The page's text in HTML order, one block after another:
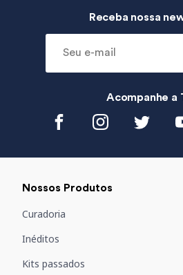
Receba nossa
Acompanhe a
Nossos Produtos
Curadoria
Inéditos
Kits passados